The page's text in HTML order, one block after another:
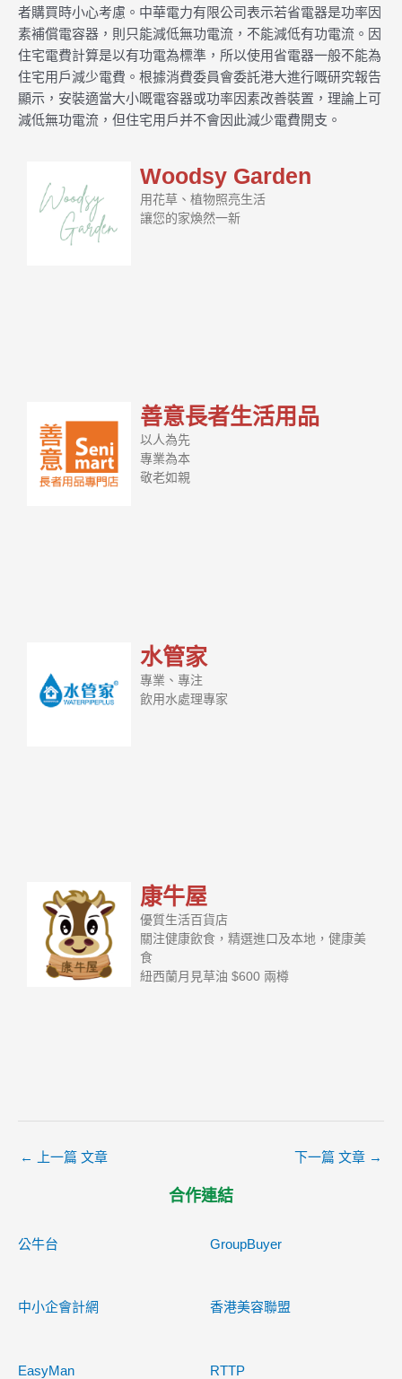
者購買時小心考慮。中華電力有限公司表示若省電器是功率因
素補償電容器，則只能減低無功電流，不能減低有功電流。因
住宅電費計算是以有功電為標準，所以使用省電器一般不能為
住宅用戶減少電費。根據消費委員會委託港大進行嘅研究報告
顯示，安裝適當大小嘅電容器或功率因素改善裝置，理論上可
減低無功電流，但住宅用戶并不會因此減少電費開支。
Woodsy Garden
用花草、植物照亮生活
讓您的家煥然一新
善意長者生活用品
以人為先
專業為本
敬老如親
水管家
專業、專注
飲用水處理專家
康牛屋
優質生活百貨店
關注健康飲食，精選進口及本地，健康美
食
紐西蘭月見草油 $600 兩樽
← 上一篇 文章 下一篇 文章 →
合作連結
公牛台 GroupBuyer
中小企會計網 香港美容聯盟
EasyMan RTTP